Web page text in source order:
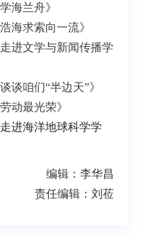
海兰舟》
海求索向一流》
进文学与新闻传播学
谈咱们“半边天”》
动最光荣》
进海洋地球科学学
编辑：李华昌
责任编辑：刘莅